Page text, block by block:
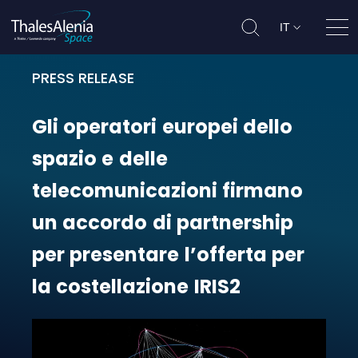
IT
PRESS RELEASE
Gli operatori europei dello
Gli operatori europei dello
spazio e delle
telecomunicazioni firmano
un accordo di partnership
per presentare l’offerta per
la costellazione IRIS2